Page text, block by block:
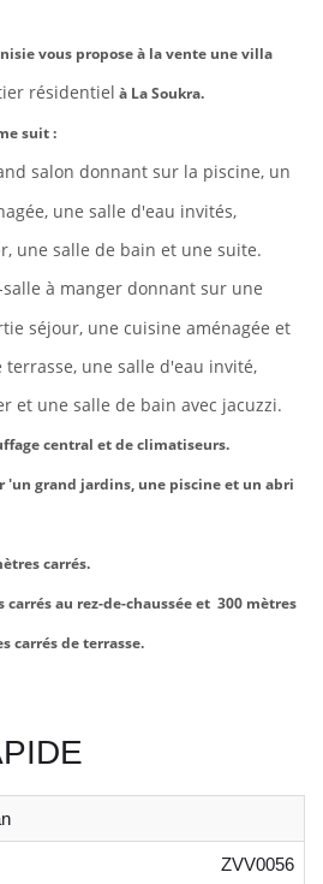
vous propose à la vente une villa
résidentiel à La Soukra.
suit :
salon donnant sur la piscine, un
une salle d'eau invités,
une salle de bain et une suite.
à manger donnant sur une
séjour, une cuisine aménagée et
une salle d'eau invité,
et une salle de bain avec jacuzzi.
central et de climatiseurs.
'un grand jardins, une piscine et un abri
carrés.
au rez-de-chaussée et 300 mètres
carrés de terrasse.
ZVV0056